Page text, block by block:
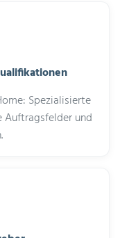
Spezialisierte
und